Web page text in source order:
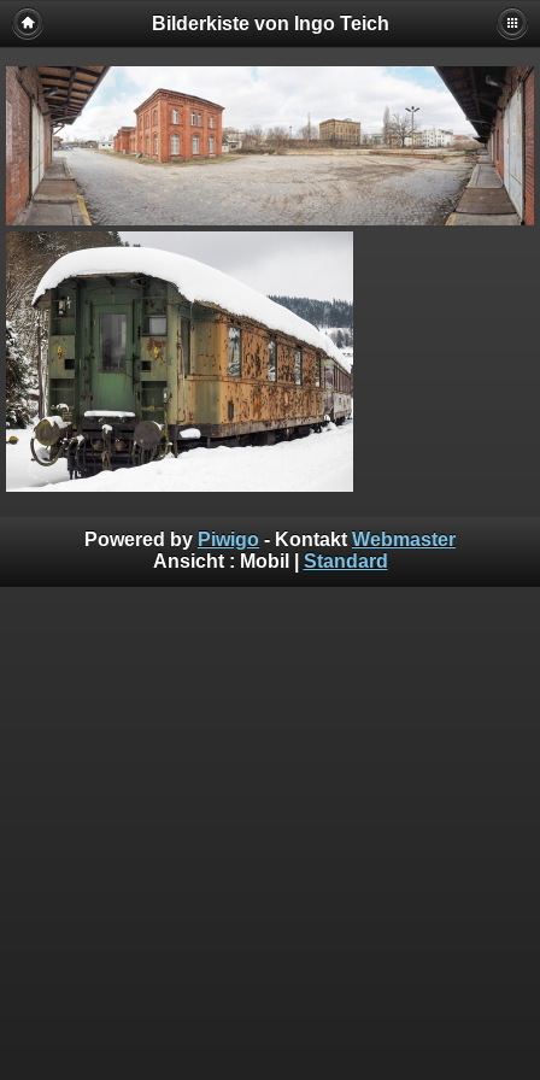
Bilderkiste von Ingo Teich
Powered by Piwigo - Kontakt Webmaster
Ansicht : Mobil Standard